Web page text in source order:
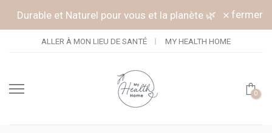
Durable et Naturel pour vous et la planète 🌿 fermer
ALLER À MON LIEU DE SANTÉ MY HEALTH HOME
0